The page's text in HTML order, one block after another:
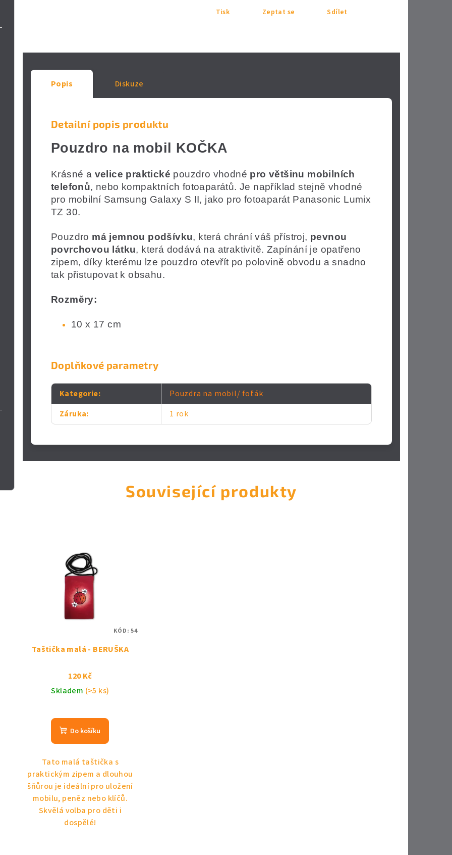
Tisk Zeptat se Sdílet
Popis Diskuze
Detailní popis produktu
Pouzdro na mobil KOČKA
Krásné a velice praktické pouzdro vhodné pro většinu mobilních
telefonů, nebo kompaktních fotoaparátů.Je například stejně vhodné
pro mobilní Samsung Galaxy S II, jako pro fotoaparát Panasonic Lumix
TZ 30.
Pouzdro má jemnou podšívku, která chrání váš přístroj, pevnou
povrchovou látku, která dodává na atraktivitě. Zapínání je opatřeno
zipem, díky kterému lze pouzdro otevřít po polovině obvodu a snadno
tak přistupovat k obsahu.
Rozměry:
10 x 17 cm
Doplňkové parametry
Kategorie:
Pouzdra na mobil/ foťák
Záruka: 1 rok
Související produkty
Taštička malá - BERUŠKA
120 Kč
Skladem (>5 ks)
Do košíku
Tato malá taštička s
praktickým zipem a dlouhou
šňůrou je ideální pro uložení
mobilu, peněz nebo klíčů.
Skvělá volba pro děti i
dospělé!
KÓD:54